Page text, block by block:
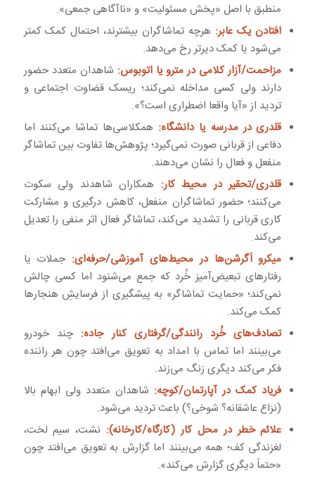
منطبق با اصل «پخش مسئولیت» و «ناآگاهی جمعی».
افتادن یک عابر: هرچه تماشاگران بیشترند، احتمال کمک کمتر
می‌شود یا کمک دیرتر رخ می‌دهد.
مزاحمت/آزار کلامی در مترو یا اتوبوس: شاهدان متعدد حضور
دارند ولی کسی مداخله نمی‌کند؛ ریسک قضاوت اجتماعی و
تردید از «آیا واقعا اضطراری است؟».
قلدری در مدرسه یا دانشگاه: همکلاسی‌ها تماشا می‌کنند اما
دفاعی از قربانی صورت نمی‌گیرد؛ پژوهش‌ها تفاوت بین تماشاگر
منفعل و فعال را نشان می‌دهند.
قلدری/تحقیر در محیط کار: همکاران شاهدند ولی سکوت
می‌کنند؛ حضور تماشاگران منفعل، کاهش درگیری و مشارکت
کاری قربانی را تشدید می‌کند، تماشاگر فعال اثر منفی را تعدیل
می‌کند.
میکرو اَگرشن‌ها در محیط‌های آموزشی/حرفه‌ای: جملات یا
رفتارهای تبعیض‌آمیز خُرد که جمع می‌شنود اما کسی چالش
نمی‌کند؛ «حمایت تماشاگر» به پیشگیری از فرسایشِ هنجارها
کمک می‌کند.
تصادف‌های خُرد رانندگی/گرفتاری کنار جاده: چند خودرو
می‌بینند اما تماس با امداد به تعویق می‌افتد چون هر راننده
فکر می‌کند دیگری زنگ می‌زند.
فریاد کمک در آپارتمان/کوچه: شاهدان متعدد ولی ابهام بالا
(نزاع عاشقانه؟ شوخی؟) باعث تردید می‌شود.
علائم خطر در محل کار (کارگاه/کارخانه): نشت، سیم لخت،
لغزندگی کف؛ همه می‌بینند اما گزارش به تعویق می‌افتد چون
«حتماً دیگری گزارش می‌کند».